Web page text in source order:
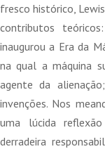
fresco histórico,
contributos
inaugurou a Era da
na qual a máquina
agente da
invenções. Nos
uma lúcida
derradeira